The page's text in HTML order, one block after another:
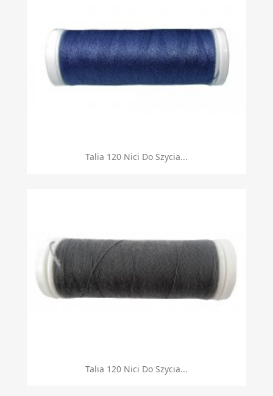
Talia 120 Nici Do Szycia...
Talia 120 Nici Do Szycia...